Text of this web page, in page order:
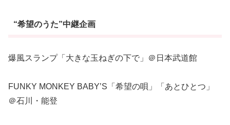
“希望のうた”中継企画
爆風スランプ「大きな玉ねぎの下で」＠日本武道館
FUNKY MONKEY BABY’S「希望の唄」「あとひとつ」
＠石川・能登